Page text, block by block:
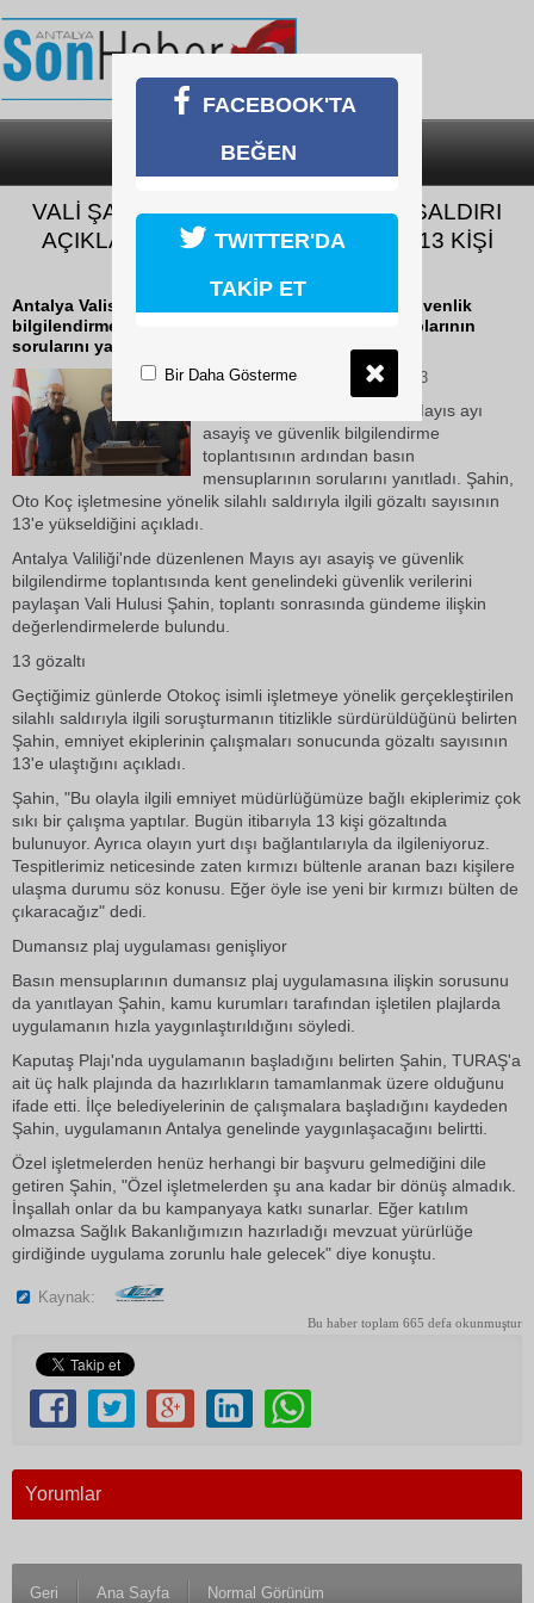
SON DAKİKA
VALİ ŞAHİN’DEN OTOKOÇ BAYİNE SALDIRI
AÇIKLAMASI: "BUGÜN İTİBARIYLA 13 KİŞİ
Antalya Valisi Hulusi Şahin, Mayıs ayı asayiş ve güvenlik
bilgilendirme toplantısının ardından basın mensuplarının
sorularını yanıtladı.
08 Haziran 2026 Pazartesi 15:43
Antalya Valisi Hulusi Şahin, Mayıs ayı
asayiş ve güvenlik bilgilendirme
toplantısının ardından basın
mensuplarının sorularını yanıtladı. Şahin,
Oto Koç işletmesine yönelik silahlı saldırıyla ilgili gözaltı sayısının
13'e yükseldiğini açıkladı.
Antalya Valiliği'nde düzenlenen Mayıs ayı asayiş ve güvenlik
bilgilendirme toplantısında kent genelindeki güvenlik verilerini
paylaşan Vali Hulusi Şahin, toplantı sonrasında gündeme ilişkin
değerlendirmelerde bulundu.
13 gözaltı
Geçtiğimiz günlerde Otokoç isimli işletmeye yönelik gerçekleştirilen
silahlı saldırıyla ilgili soruşturmanın titizlikle sürdürüldüğünü belirten
Şahin, emniyet ekiplerinin çalışmaları sonucunda gözaltı sayısının
13'e ulaştığını açıkladı.
Şahin, "Bu olayla ilgili emniyet müdürlüğümüze bağlı ekiplerimiz çok
sıkı bir çalışma yaptılar. Bugün itibarıyla 13 kişi gözaltında
bulunuyor. Ayrıca olayın yurt dışı bağlantılarıyla da ilgileniyoruz.
Tespitlerimiz neticesinde zaten kırmızı bültenle aranan bazı kişilere
ulaşma durumu söz konusu. Eğer öyle ise yeni bir kırmızı bülten de
çıkaracağız" dedi.
Dumansız plaj uygulaması genişliyor
Basın mensuplarının dumansız plaj uygulamasına ilişkin sorusunu
da yanıtlayan Şahin, kamu kurumları tarafından işletilen plajlarda
uygulamanın hızla yaygınlaştırıldığını söyledi.
Kaputaş Plajı'nda uygulamanın başladığını belirten Şahin, TURAŞ'a
ait üç halk plajında da hazırlıkların tamamlanmak üzere olduğunu
ifade etti. İlçe belediyelerinin de çalışmalara başladığını kaydeden
Şahin, uygulamanın Antalya genelinde yaygınlaşacağını belirtti.
Özel işletmelerden henüz herhangi bir başvuru gelmediğini dile
getiren Şahin, "Özel işletmelerden şu ana kadar bir dönüş almadık.
İnşallah onlar da bu kampanyaya katkı sunarlar. Eğer katılım
olmazsa Sağlık Bakanlığımızın hazırladığı mevzuat yürürlüğe
girdiğinde uygulama zorunlu hale gelecek" diye konuştu.
Kaynak:
Bu haber toplam 665 defa okunmuştur
Yorumlar
Geri Ana Sayfa Normal Görünüm
FACEBOOK'TA
BEĞEN
TWITTER'DA
TAKİP ET
Bir Daha Gösterme